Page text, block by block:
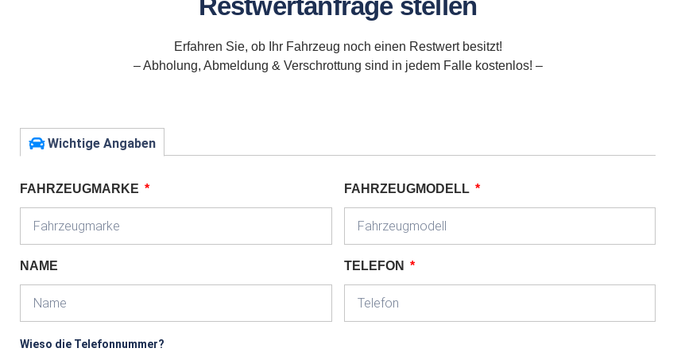
Erfahren Sie, ob Ihr Fahrzeug noch einen Restwert besitzt!
– Abholung, Abmeldung & Verschrottung sind in jedem Falle kostenlos! –
Wichtige Angaben
FAHRZEUGMARKE FAHRZEUGMODELL
NAME TELEFON
Wieso die Telefonnummer?